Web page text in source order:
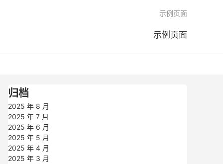
示例页面
示例页面
归档
2025 年 8 月
2025 年 7 月
2025 年 6 月
2025 年 5 月
2025 年 4 月
2025 年 3 月